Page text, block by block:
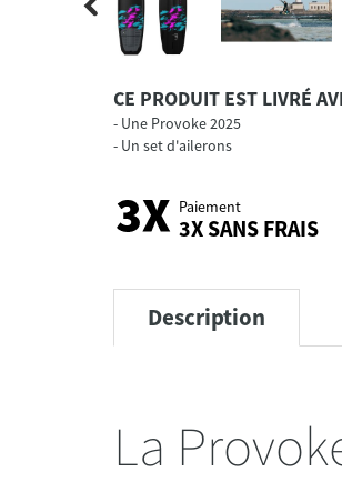
CE PRODUIT EST LIVRÉ
Une Provoke 2025
Un set d'ailerons
Paiement
3X SANS FRAIS
Description
La